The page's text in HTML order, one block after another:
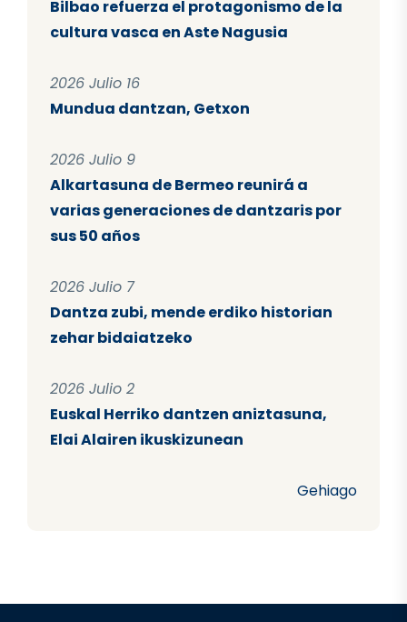
Bilbao refuerza el protagonismo de la
cultura vasca en Aste Nagusia
2026 Julio 16
Mundua dantzan, Getxon
2026 Julio 9
Alkartasuna de Bermeo reunirá a
varias generaciones de dantzaris por
sus 50 años
2026 Julio 7
Dantza zubi, mende erdiko historian
zehar bidaiatzeko
2026 Julio 2
Euskal Herriko dantzen aniztasuna,
Elai Alairen ikuskizunean
Gehiago